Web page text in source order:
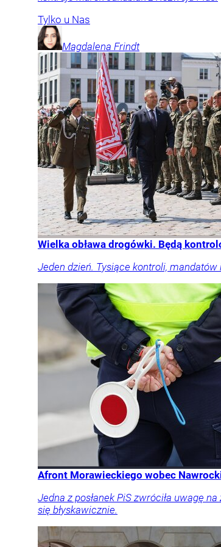
Tylko u Nas
Magdalena Frindt
Wielka obława drogówki. Będą
Jeden dzień. Tysiące kontroli,
Afront Morawieckiego wobec
Jedna z posłanek PiS zwróciła uwagę
się błyskawicznie.